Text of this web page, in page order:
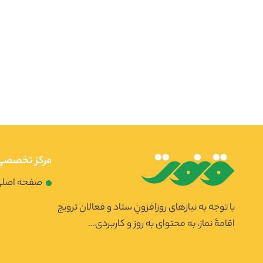
با توجه به نیازهای روزافزونِ ستاد و فعالان ترویج
اقامۀ نماز، به محتوای به روز و کاربردی...
مرکز
صفحه